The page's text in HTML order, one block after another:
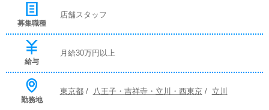
募集職種
店舗スタッフ
給与
月給30万円以上
勤務地
東京都/ 八王子・吉祥寺・立川・西東京/ 立川